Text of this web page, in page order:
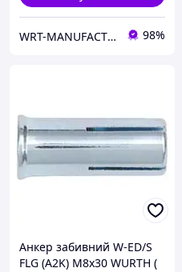
WRT-MANUFACTURING 98%
Анкер забивний W-ED/S
FLG (A2K) M8x30 WURTH (